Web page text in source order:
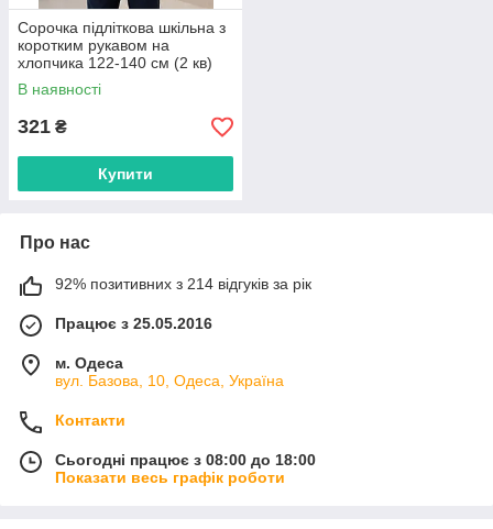
Сорочка підліткова шкільна з
коротким рукавом на
хлопчика 122-140 см (2 кв)
"AMD" недорого від прямого
постачальника
В наявності
321 ₴
Купити
Про нас
92% позитивних з 214 відгуків за рік
Працює з 25.05.2016
м. Одеса
вул. Базова, 10, Одеса, Україна
Контакти
Сьогодні працює з 08:00 до 18:00
Показати весь графік роботи